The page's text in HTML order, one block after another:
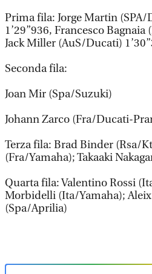
Prima fila: Jorge Martin
1’29”936, Francesco
Jack Miller (AuS/Ducati)
Seconda fila:
Joan Mir (Spa/Suzuki)
Johann Zarco (Fra/Ducati-
Terza fila: Brad Binder (Rsa/
(Fra/Yamaha); Takaaki
Quarta fila: Valentino Rossi
Morbidelli (Ita/Yamaha);
(Spa/Aprilia)